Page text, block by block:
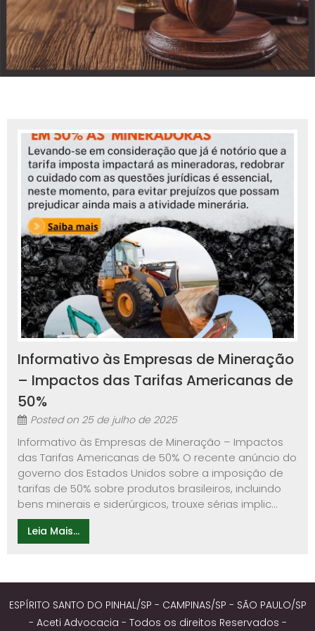
Informativo às Empresas de Mineração
– Impactos das Tarifas Americanas de
50%
Posted on 25 de julho de 2025
Informativo às Empresas de Mineração – Impactos
das Tarifas Americanas de 50% O recente anúncio do
governo dos Estados Unidos sobre a imposição de
tarifas de 50% sobre produtos brasileiros, incluindo
bens minerais e siderúrgicos, trouxe sérias implic...
Leia Mais...
ESPÍRITO SANTO DO PINHAL/SP - CAMPINAS/SP - SÃO PAULO/SP
- Aceti Advocacia - Todos os direitos Reservados -